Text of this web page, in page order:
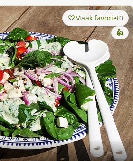
Maak favoriet0
👍